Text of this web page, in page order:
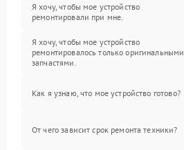
Я хочу, чтобы мое устройство
ремонтировали при мне.
Я хочу, чтобы мое устройство
ремонтировалось только оригинальными
запчастями.
Как я узнаю, что мое устройство готово?
От чего зависит срок ремонта техники?